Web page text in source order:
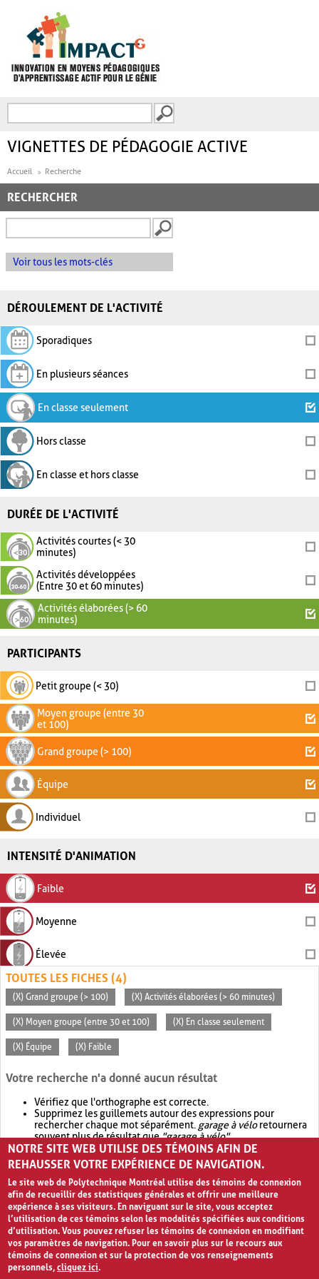
FORMULAIRE DE
VIGNETTES DE PÉDAGOGIE ACTIVE
Accueil Recherche
RECHERCHER
Voir tous les mots-clés
DÉROULEMENT DE L'ACTIVITÉ
Sporadiques
En plusieurs séances
En classe seulement
Hors classe
En classe et hors classe
DURÉE DE L'ACTIVITÉ
Activités courtes (< 30
minutes)
Activités développées
(Entre 30 et 60 minutes)
Activités élaborées (> 60
minutes)
PARTICIPANTS
Petit groupe (< 30)
Moyen groupe (entre 30
et 100)
Grand groupe (> 100)
Équipe
Individuel
INTENSITÉ D'ANIMATION
Faible
Moyenne
Élevée
TOUTES LES FICHES (4)
(X) Grand groupe (> 100) (X) Activités élaborées (> 60 minutes)
(X) Moyen groupe (entre 30 et 100) (X) En classe seulement
(X) Équipe (X) Faible
Votre recherche n'a donné aucun résultat
Vérifiez que l'orthographe est correcte.
Supprimez les guillemets autour des expressions pour
rechercher chaque mot séparément. garage à véloretournera
souvent plus de résultat que"garage à vélo".
Envisagez d'élargir votre recherche avec OR.garage OR vélo
retournera souvent plus de résultat quegarage à vélo
NOTRE SITE WEB UTILISE DES TÉMOINS AFIN DE
REHAUSSER VOTRE EXPÉRIENCE DE NAVIGATION.
Le site web de Polytechnique Montréal utilise des témoins de connexion
afin de recueillir des statistiques générales et offrir une meilleure
expérience à ses visiteurs. En naviguant sur le site, vous acceptez
l’utilisation de ces témoins selon les modalités spécifiées aux conditions
d’utilisation. Vous pouvez refuser les témoins de connexion en modifiant
vos paramètres de navigation. Pour en savoir plus sur le recours aux
témoins de connexion et sur la protection de vos renseignements
personnels,cliquez ici.